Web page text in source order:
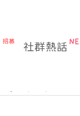
社群熱話